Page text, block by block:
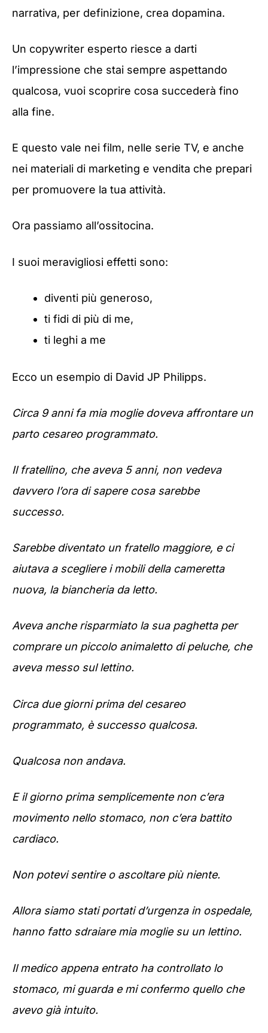
narrativa, per definizione, crea dopamina.
Un copywriter esperto riesce a darti
l’impressione che stai sempre aspettando
qualcosa, vuoi scoprire cosa succederà fino
alla fine.
E questo vale nei film, nelle serie TV, e anche
nei materiali di marketing e vendita che prepari
per promuovere la tua attività.
Ora passiamo all’ossitocina.
I suoi meravigliosi effetti sono:
diventi più generoso,
ti fidi di più di me,
ti leghi a me
Ecco un esempio di David JP Philipps.
Circa 9 anni fa mia moglie doveva affrontare un
parto cesareo programmato.
Il fratellino, che aveva 5 anni, non vedeva
davvero l’ora di sapere cosa sarebbe
successo.
Sarebbe diventato un fratello maggiore, e ci
aiutava a scegliere i mobili della cameretta
nuova, la biancheria da letto.
Aveva anche risparmiato la sua paghetta per
comprare un piccolo animaletto di peluche, che
aveva messo sul lettino.
Circa due giorni prima del cesareo
programmato, è successo qualcosa.
Qualcosa non andava.
E il giorno prima semplicemente non c’era
movimento nello stomaco, non c’era battito
cardiaco.
Non potevi sentire o ascoltare più niente.
Allora siamo stati portati d’urgenza in ospedale,
hanno fatto sdraiare mia moglie su un lettino.
Il medico appena entrato ha controllato lo
stomaco, mi guarda e mi confermo quello che
avevo già intuito.